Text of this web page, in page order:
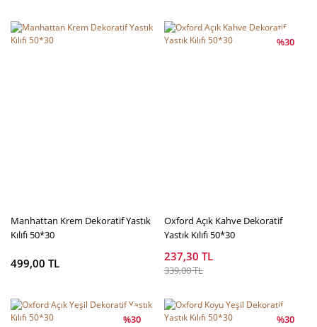
Manhattan Krem Dekoratif Yastık
Kılıfı 50*30
499,00 TL
%30
Oxford Açık Kahve Dekoratif
Yastık Kılıfı 50*30
237,30 TL
339,00 TL
%30 %30